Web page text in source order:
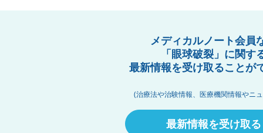
メディカルノート会員
「眼球破裂」に関す
最新情報を受け取ることが
(治療法や治験情報、医療機関情報やニ
最新情報を受け取る